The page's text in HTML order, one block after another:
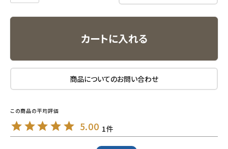
オリジナルブランド
エコリュクス
エコメイト
ナチュラプラス
カートに入れる
商品についてのお問い合わせ
5.00 1